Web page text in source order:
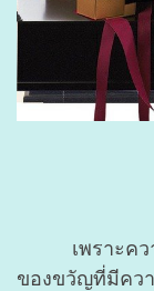
เพราะควา
ของขวัญที่มีคว